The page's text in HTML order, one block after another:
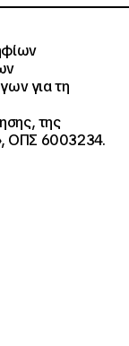
για τη
της
ΟΠΣ 6003234.